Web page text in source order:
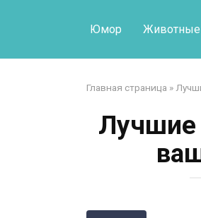
Юмор Животные
Главная страница »
Лучшие